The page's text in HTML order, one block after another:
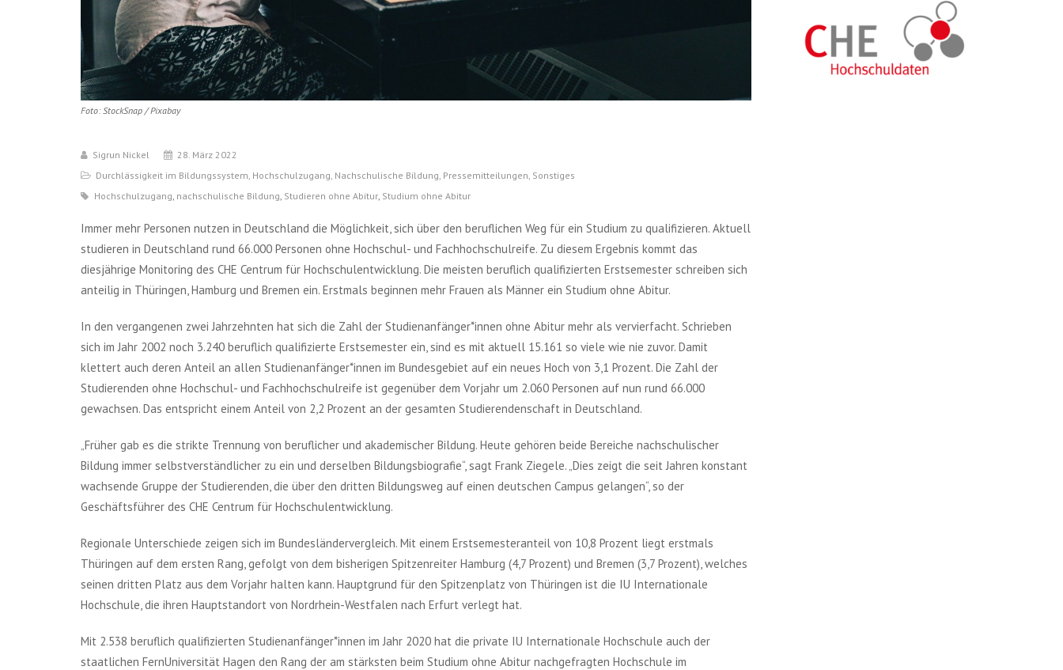
Foto: StockSnap / Pixabay
Sigrun Nickel
28. März 2022
Durchlässigkeit im Bildungssystem Hochschulzugang Nachschulische Bildung Pressemitteilungen Sonstiges
Hochschulzugang nachschulische Bildung Studieren ohne Abitur Studium ohne Abitur
Immer mehr Personen nutzen in Deutschland die Möglichkeit, sich über den beruflichen Weg für ein Studium zu qualifizieren. Aktuell
studieren in Deutschland rund 66.000 Personen ohne Hochschul- und Fachhochschulreife. Zu diesem Ergebnis kommt das
diesjährige Monitoring des CHE Centrum für Hochschulentwicklung. Die meisten beruflich qualifizierten Erstsemester schreiben sich
anteilig in Thüringen, Hamburg und Bremen ein. Erstmals beginnen mehr Frauen als Männer ein Studium ohne Abitur.
In den vergangenen zwei Jahrzehnten hat sich die Zahl der Studienanfänger*innen ohne Abitur mehr als vervierfacht. Schrieben
sich im Jahr 2002 noch 3.240 beruflich qualifizierte Erstsemester ein, sind es mit aktuell 15.161 so viele wie nie zuvor. Damit
klettert auch deren Anteil an allen Studienanfänger*innen im Bundesgebiet auf ein neues Hoch von 3,1 Prozent. Die Zahl der
Studierenden ohne Hochschul- und Fachhochschulreife ist gegenüber dem Vorjahr um 2.060 Personen auf nun rund 66.000
gewachsen. Das entspricht einem Anteil von 2,2 Prozent an der gesamten Studierendenschaft in Deutschland.
„Früher gab es die strikte Trennung von beruflicher und akademischer Bildung. Heute gehören beide Bereiche nachschulischer
Bildung immer selbstverständlicher zu ein und derselben Bildungsbiografie“, sagt Frank Ziegele. „Dies zeigt die seit Jahren konstant
wachsende Gruppe der Studierenden, die über den dritten Bildungsweg auf einen deutschen Campus gelangen“, so der
Geschäftsführer des CHE Centrum für Hochschulentwicklung.
Regionale Unterschiede zeigen sich im Bundesländervergleich. Mit einem Erstsemesteranteil von 10,8 Prozent liegt erstmals
Thüringen auf dem ersten Rang, gefolgt von dem bisherigen Spitzenreiter Hamburg (4,7 Prozent) und Bremen (3,7 Prozent), welches
seinen dritten Platz aus dem Vorjahr halten kann. Hauptgrund für den Spitzenplatz von Thüringen ist die IU Internationale
Hochschule, die ihren Hauptstandort von Nordrhein-Westfalen nach Erfurt verlegt hat.
Mit 2.538 beruflich qualifizierten Studienanfänger*innen im Jahr 2020 hat die private IU Internationale Hochschule auch der
staatlichen FernUniversität Hagen den Rang der am stärksten beim Studium ohne Abitur nachgefragten Hochschule im